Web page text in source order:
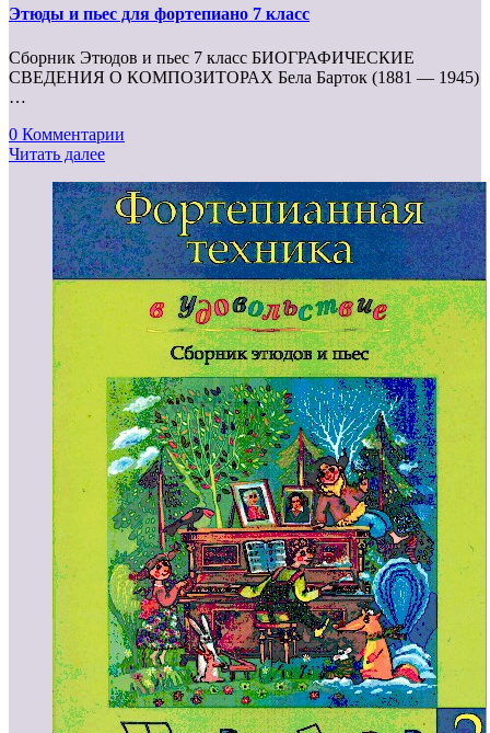
Этюды и пьес для фортепиано 7 класс
Сборник Этюдов и пьес 7 класс БИОГРАФИЧЕСКИЕ
СВЕДЕНИЯ О КОМПОЗИТОРАХ Бела Барток (1881 — 1945)
…
0 Комментарии
Читать далее